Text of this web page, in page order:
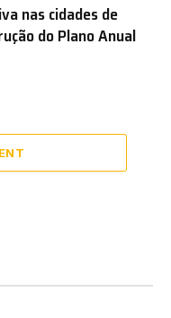
nas cidades de
do Plano Anual